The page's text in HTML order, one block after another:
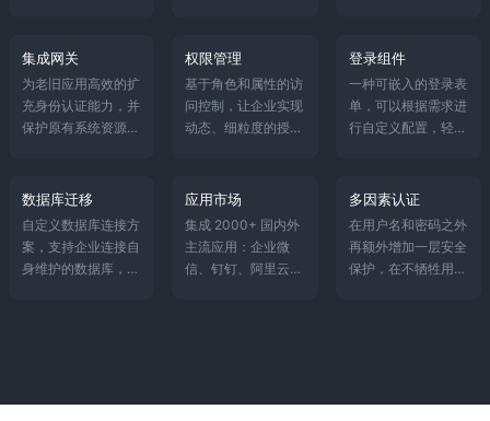
集成网关
为老旧应用高效的扩
充身份认证能力，并
保护原有系统资源免
权限管理
基于角色和属性的访
问控制，让企业实现
动态、细粒度的授
登录组件
一种可嵌入的登录表
单，可以根据需求进
行自定义配置，轻松
数据库迁移
自定义数据库连接方
案，支持企业连接自
身维护的数据库，也
应用市场
集成 2000+ 国内外
主流应用：企业微
信、钉钉、阿里云、
多因素认证
在用户名和密码之外
再额外增加一层安全
保护，在不牺牲用户